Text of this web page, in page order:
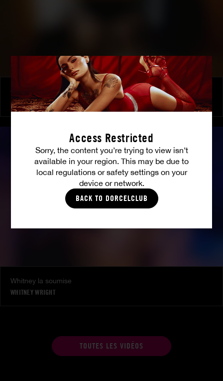
Access Restricted
Sorry, the content you’re trying to view isn’t
available in your region. This may be due to
local regulations or safety settings on your
device or network.
BACK TO DORCELCLUB
Ginebra, son mari et un inconnu
GINEBRA BELLUCCI
Whitney la soumise
WHITNEY WRIGHT
TOUTES LES VIDÉOS